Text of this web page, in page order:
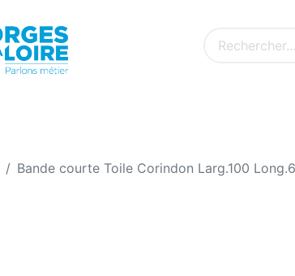
Bande courte Toile Corindon Larg.100